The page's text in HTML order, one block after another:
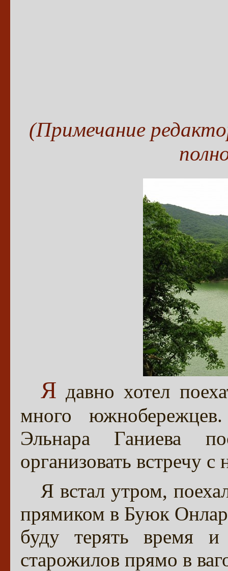
(Примечание
Я давно хотел
много
Эльнара Ганиева
организовать встречу с
Я встал утром,
прямиком в Буюк
буду терять время и
старожилов прямо в